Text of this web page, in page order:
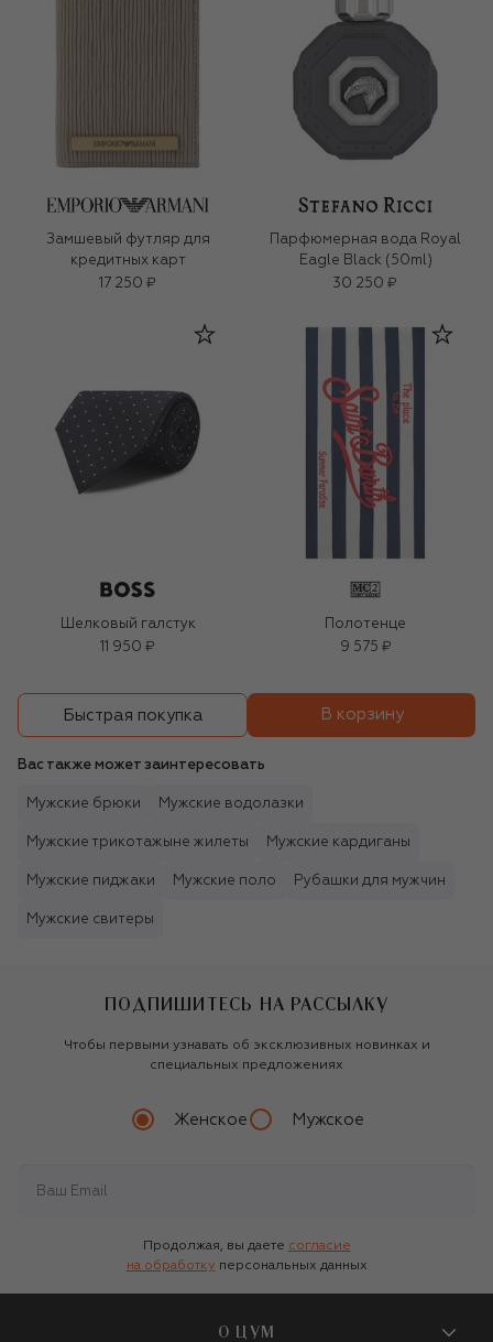
Замшевый футляр для
кредитных карт
17 250 ₽
Парфюмерная вода Royal
Eagle Black (50ml)
30 250 ₽
Шелковый галстук
11 950 ₽
Полотенце
9 575 ₽
Быстрая покупка В корзину
Вас также может заинтересовать
Мужские брюки Мужские водолазки
Мужские трикотажыне жилеты Мужские кардиганы
Мужские пиджаки Мужские поло Рубашки для мужчин
Мужские свитеры
ПОДПИШИТЕСЬ НА РАССЫЛКУ
Чтобы первыми узнавать об эксклюзивных новинках и
специальных предложениях
Женское Мужское
Продолжая, вы даете согласие
на обработку персональных данных
О ЦУМ